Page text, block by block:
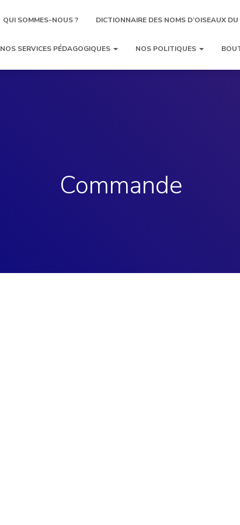
QUI SOMMES-NOUS ? DICTIONNAIRE DES NOMS D’OISEAUX
NOS SERVICES PÉDAGOGIQUES NOS POLITIQUES
Commande